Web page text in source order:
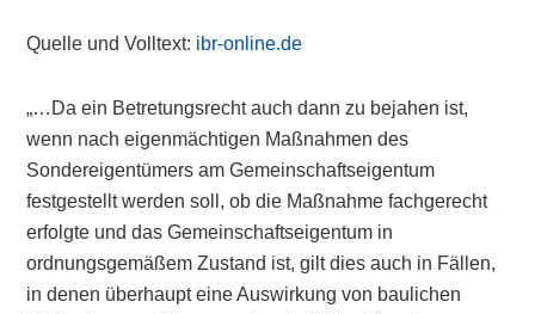
Quelle und Volltext: ibr-online.de
„…Da ein Betretungsrecht auch dann zu bejahen ist,
wenn nach eigenmächtigen Maßnahmen des
Sondereigentümers am Gemeinschaftseigentum
festgestellt werden soll, ob die Maßnahme fachgerecht
erfolgte und das Gemeinschaftseigentum in
ordnungsgemäßem Zustand ist, gilt dies auch in Fällen,
in denen überhaupt eine Auswirkung von baulichen